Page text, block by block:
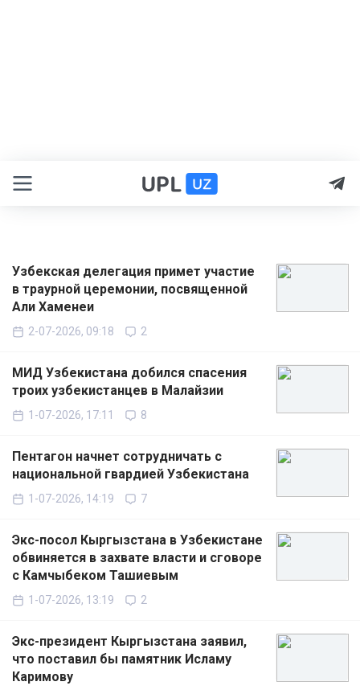
Узбекская делегация примет участие
в траурной церемонии, посвященной
Али Хаменеи
2-07-2026, 09:18 2
МИД Узбекистана добился спасения
троих узбекистанцев в Малайзии
1-07-2026, 17:11 8
Пентагон начнет сотрудничать с
национальной гвардией Узбекистана
1-07-2026, 14:19 7
Экс-посол Кыргызстана в Узбекистане
обвиняется в захвате власти и сговоре
с Камчыбеком Ташиевым
1-07-2026, 13:19 2
Экс-президент Кыргызстана заявил,
что поставил бы памятник Исламу
Каримову